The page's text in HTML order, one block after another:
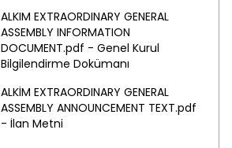
ALKIM EXTRAORDINARY GENERAL
ASSEMBLY INFORMATION
DOCUMENT.pdf - Genel Kurul
Bilgilendirme Dokümanı
ALKİM EXTRAORDINARY GENERAL
ASSEMBLY ANNOUNCEMENT TEXT.pdf
- İlan Metni